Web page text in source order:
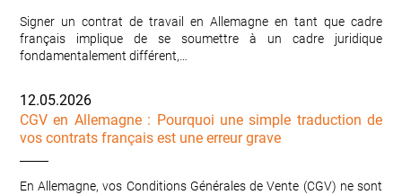
Signer un contrat de travail en Allemagne en tant que cadre
français implique de se soumettre à un cadre juridique
fondamentalement différent,…
12.05.2026
CGV en Allemagne : Pourquoi une simple traduction de
vos contrats français est une erreur grave
En Allemagne, vos Conditions Générales de Vente (CGV) ne sont